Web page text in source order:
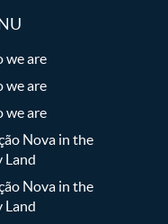
we are
we are
we are
Nova in the
Land
Nova in the
Land